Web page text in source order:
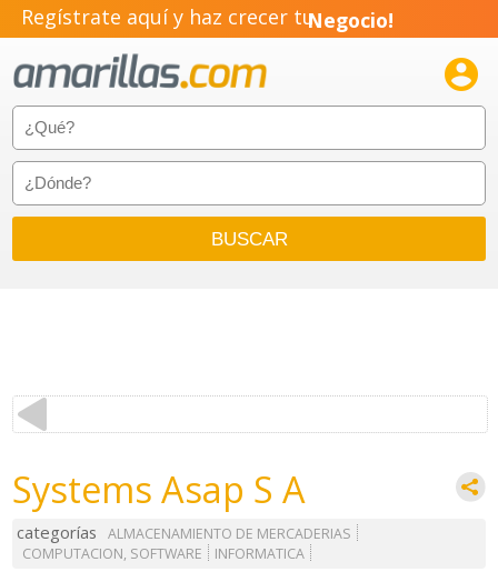
Regístrate aquí y haz crecer tuNegocio!
Emprendimiento!

Systems Asap S A
categorías
ALMACENAMIENTO DE MERCADERIAS
COMPUTACION, SOFTWARE
INFORMATICA